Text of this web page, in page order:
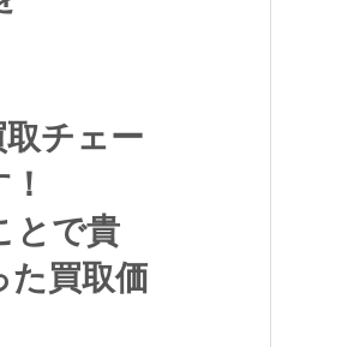
チェー
とで貴
買取価